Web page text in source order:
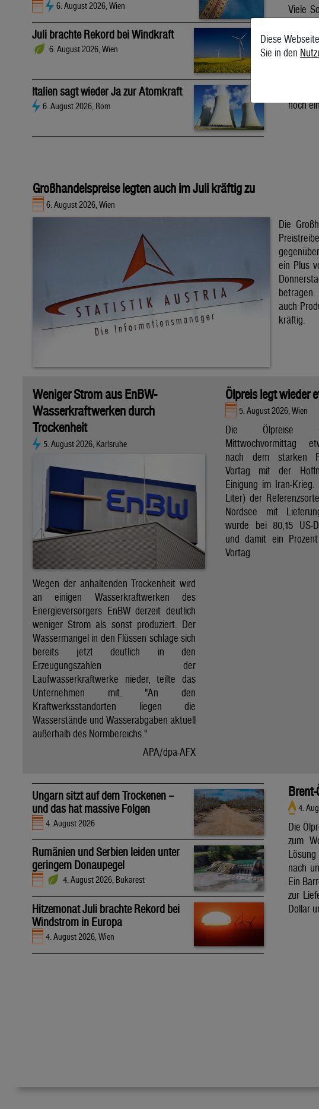
6. August 2026, Wien
Juli brachte Rekord bei Windkraft
6. August 2026, Wien
Italien sagt wieder Ja zur Atomkraft
6. August 2026, Rom
Viele
oft im
von
noch
Großhandelspreise legten auch im Juli kräftig zu
6. August 2026, Wien
Die
ein Plus
auch
kräftig.
Weniger Strom aus EnBW-
Wasserkraftwerken durch
Trockenheit
5. August 2026, Karlsruhe
Wegen der anhaltenden Trockenheit wird
an einigen Wasserkraftwerken des
Energieversorgers EnBW derzeit deutlich
weniger Strom als sonst produziert. Der
Wassermangel in den Flüssen schlage sich
bereits jetzt deutlich in den
Erzeugungszahlen der
Laufwasserkraftwerke nieder, teilte das
Unternehmen mit. "An den
Kraftwerksstandorten liegen die
Wasserstände und Wasserabgaben aktuell
außerhalb des Normbereichs."
APA/dpa-AFX
Ölpreis legt wieder
5. August 2026, Wien
Die Ölpreise
Mittwochvormittag
nach dem starken
Vortag mit der
Einigung im Iran-
Liter) der
Nordsee mit
wurde bei 80,15 US-
und damit ein
Vortag.
Ungarn sitzt auf dem Trockenen –
und das hat massive Folgen
4. August 2026
Rumänien und Serbien leiden unter
geringem Donaupegel
4. August 2026, Bukarest
Hitzemonat Juli brachte Rekord bei
Windstrom in Europa
4. August 2026, Wien
4.
Die
zum
nach
Ein
zur
Dollar
Diese
Sie in den